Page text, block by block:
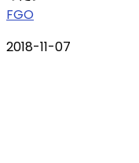
FGO
2018-11-07